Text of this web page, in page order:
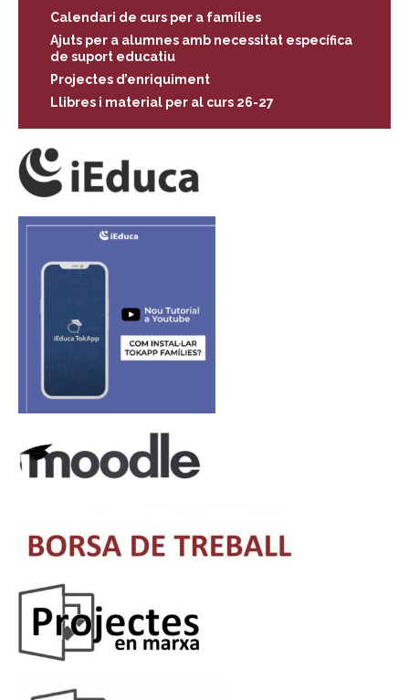
Calendari de curs per a famílies
Ajuts per a alumnes amb necessitat específica
de suport educatiu
Projectes d’enriquiment
Llibres i material per al curs 26-27